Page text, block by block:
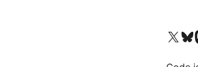
Bezoek ons X